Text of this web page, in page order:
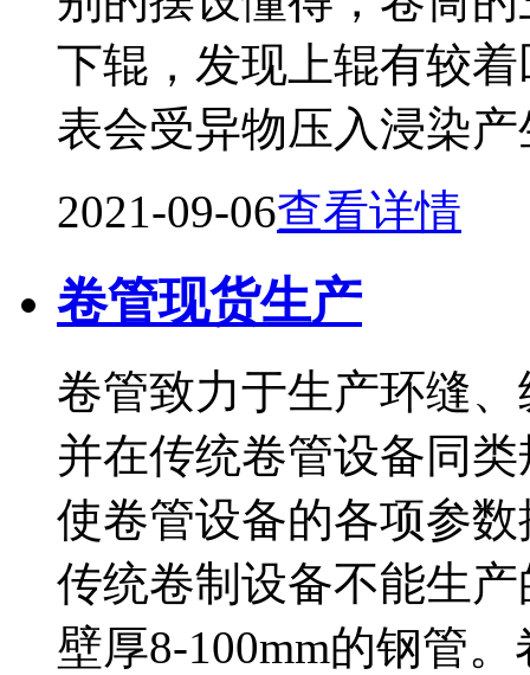
下辊，发现上辊有较
表会受异物压入浸染
2021-09-06查看详情
卷管现货生产
卷管致力于生产环缝
并在传统卷管设备同
使卷管设备的各项参
传统卷制设备不能生
壁厚8-100mm的钢管